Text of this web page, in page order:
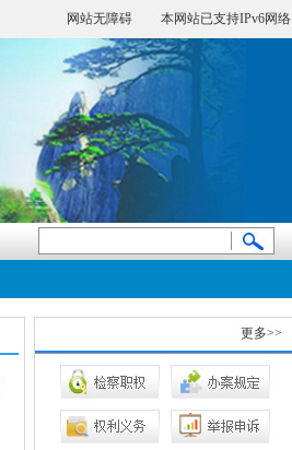
网站无障碍 本网站已支持IPv6网络
更多>>